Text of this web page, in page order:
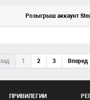
Розыгрыш аккаунт
1 2 3 Вперед
ПРИВИЛЕГИИ